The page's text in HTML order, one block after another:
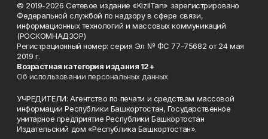
© 2019-2026 Сетевое издание «KizilTan» зарегистрировано
Федеральной службой по надзору в сфере связи,
информационных технологий и массовых коммуникаций
(РОСКОМНАДЗОР)
Регистрационный номер: серия Эл № ФС 77-75682 от 24 мая
2019 г.
Возрастная категория издания 12+
Об использовании персональных данных
УЧРЕДИТЕЛИ: Агентство по печати и средствам массовой
информации Республики Башкортостан, Государственное
унитарное предприятие Республики Башкортостан
Издательский дом «Республика Башкортостан».